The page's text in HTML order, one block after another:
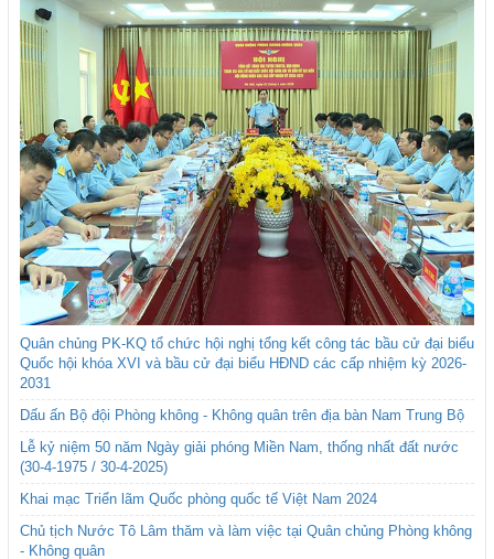
Quân chủng PK-KQ tổ chức hội nghị tổng kết công tác bầu cử đại biểu
Quốc hội khóa XVI và bầu cử đại biểu HĐND các cấp nhiệm kỳ 2026-
2031
Dấu ấn Bộ đội Phòng không - Không quân trên địa bàn Nam Trung Bộ
Lễ kỷ niệm 50 năm Ngày giải phóng Miền Nam, thống nhất đất nước
(30-4-1975 / 30-4-2025)
Khai mạc Triển lãm Quốc phòng quốc tế Việt Nam 2024
Chủ tịch Nước Tô Lâm thăm và làm việc tại Quân chủng Phòng không
- Không quân